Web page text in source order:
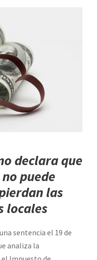
declara que
puede
las
locales
sentencia el 19 de
analiza la